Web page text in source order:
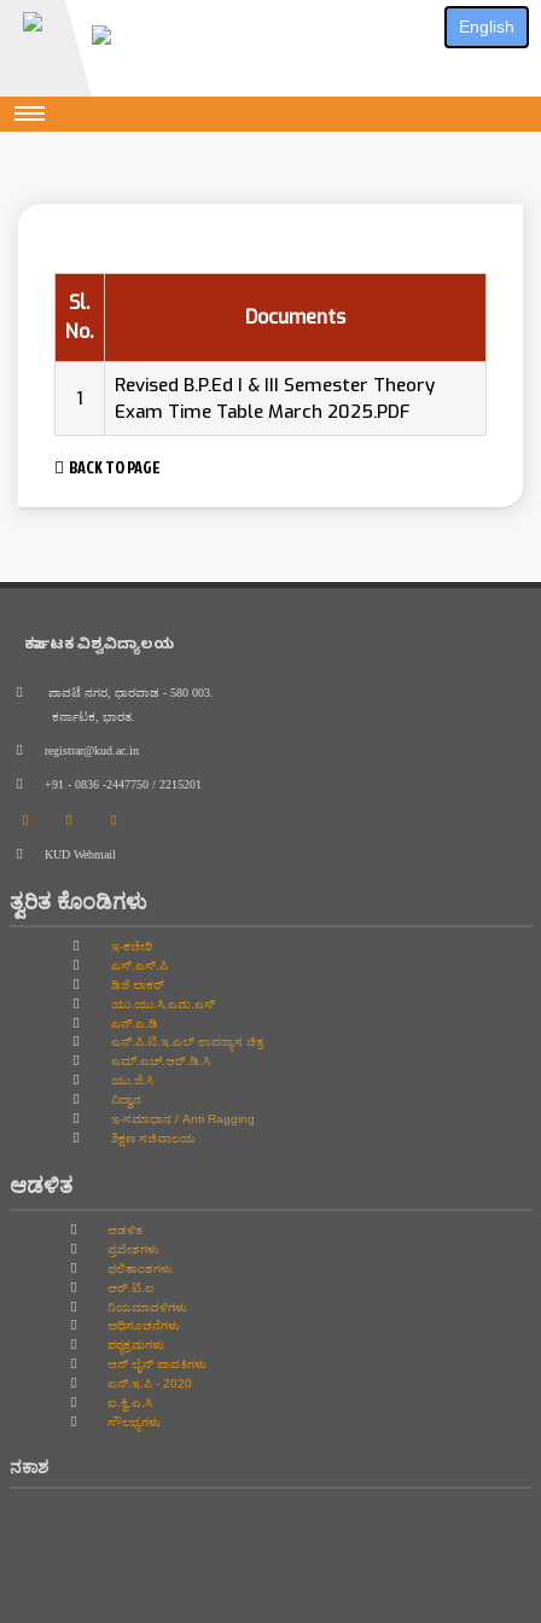
English
Sl.
No.
Documents
1
Revised B.P.Ed I & III Semester Theory
Exam Time Table March 2025.PDF
BACK TO PAGE
ಕರ್ನಾಟಕ ವಿಶ್ವವಿದ್ಯಾಲಯ
ಪಾವಟೆ ನಗರ, ಧಾರವಾಡ - 580 003.
ಕರ್ನಾಟಕ, ಭಾರತ.
registrar@kud.ac.in
+91 - 0836 -2447750 / 2215201
KUD Webmail
ತ್ವರಿತ ಕೊಂಡಿಗಳು
ಇ-ಕಚೇರಿ
ಎಸ್.ಎಸ್.ಪಿ
ಡಿಜಿ ಲಾಕರ್
ಯು.ಯು.ಸಿ.ಎಮ.ಎಸ್
ಎನ್.ಎ.ಡಿ
ಎನ್.ಪಿ.ಟಿ.ಇ.ಎಲ್‌ ಉಪನ್ಯಾಸ ಚಿತ್ರ
ಎಮ್.ಎಚ್.ಆರ್.ಡಿ.ಸಿ
ಯು.ಜಿ.ಸಿ
ವಿದ್ವಾನ
ಇ-ಸಮಾಧಾನ / Anti Ragging
ಶಿಕ್ಷಣ ಸಚಿವಾಲಯ
ಆಡಳಿತ
ಆಡಳಿತ
ಪ್ರವೇಶಗಳು
ಫಲಿತಾಂಶಗಳು
ಆರ್.ಟಿ.ಐ
ನಿಯಮಾವಳಿಗಳು
ಅಧಿಸೂಚನೆಗಳು
ಪಠ್ಯಕ್ರಮಗಳು
ಆನ್‌ ಲೈನ್‌ ಪಾವತಿಗಳು
ಎನ್.ಇ.ಪಿ - 2020
ಐ.ಕ್ವಿ.ಎ.ಸಿ
ಸೌಲಭ್ಯಗಳು
ನಕಾಶ